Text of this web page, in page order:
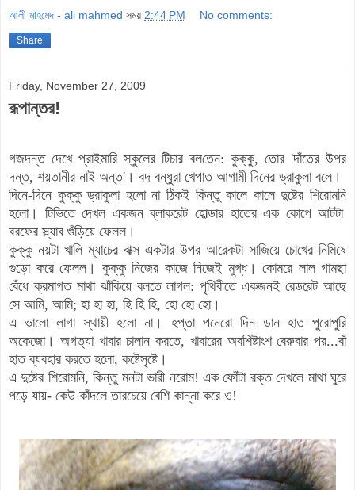
আলী মাহমেদ - ali mahmed সময় 2:44 PM No comments:
Share
Friday, November 27, 2009
রূপান্তর!
গজদন্ত দেখে প্রাইমারিস্কুলের টিচার বলতেন: কুক্কু, তোর 'দাঁতের উপর
দন্ত, শয়তানীর নাই অন্ত' । বদ বন্ধুরা খেপাত আগামী দিনের ড্রাকুলা বলে ।
দিনে-দিনে কুক্কু ড্রাকুলা হলো না ঠিকই কিন্তু কালে কালে দুষ্টের শিরোমনি
হলো। টিভিতে দেখল একজন ব্লাকবেল্ট হোল্ডার হাতের এক কোপে আটটা
বরফের স্ল্যাব গুঁড়িয়ে ফেলল ।
কুক্কু নয়টা খালি ম্যাচের বাক্স একটার উপর আরেকটা সাজিয়ে চোখের নিমিষে
গুড়ো করে ফেলল । কুক্কু নিজের কাজে নিজেই মুগ্ধ। কোমরে লাল গামছা
বেঁধে ক্রমাগত মাথা ঝাঁকিয়ে বলতে লাগল: পৃথিবীতে একজনই রেডবেল্ট আছে
সে আমি, আমি; হা হা হা, হি হি হি, হো হো হো।
এ ভালো লাগাস্থায়ী হলো না। হপ্তা পনেরো দিন ডান হাত পুরোপুরি
অকেজো। অগত্যা খাবার চালান করতে, খাবারের অবশিষ্টাংশ বেরুবার পর...বাঁ
হাত ব্যবহার করতে হলো, কষ্টেসৃষ্টে।
এ দুষ্টের শিরোমনি, কিন্তু মনটা ভারী নরোম! এক ফোঁটা রক্ত দেখলে মাথা ঘুরে
পড়ে যায়- কেউ কাঁদলে তারচেয়ে বেশি কান্না করে ও!